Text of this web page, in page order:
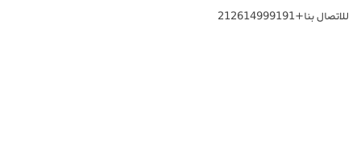
للاتصال بنا+212614999191